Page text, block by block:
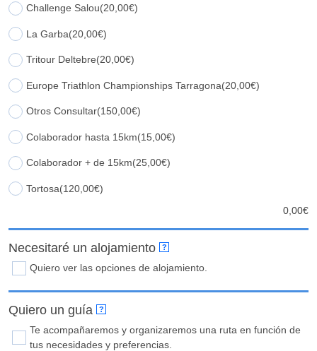
Challenge Salou(20,00€)
La Garba(20,00€)
Tritour Deltebre(20,00€)
Europe Triathlon Championships Tarragona(20,00€)
Otros Consultar(150,00€)
Colaborador hasta 15km(15,00€)
Colaborador + de 15km(25,00€)
Tortosa(120,00€)
0,00€
Necesitaré un alojamiento ?
Quiero ver las opciones de alojamiento.
Quiero un guía ?
Te acompañaremos y organizaremos una ruta en función de
tus necesidades y preferencias.